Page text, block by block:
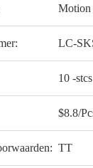
Motion
LC-
10 -stcs
$8.8/
TT